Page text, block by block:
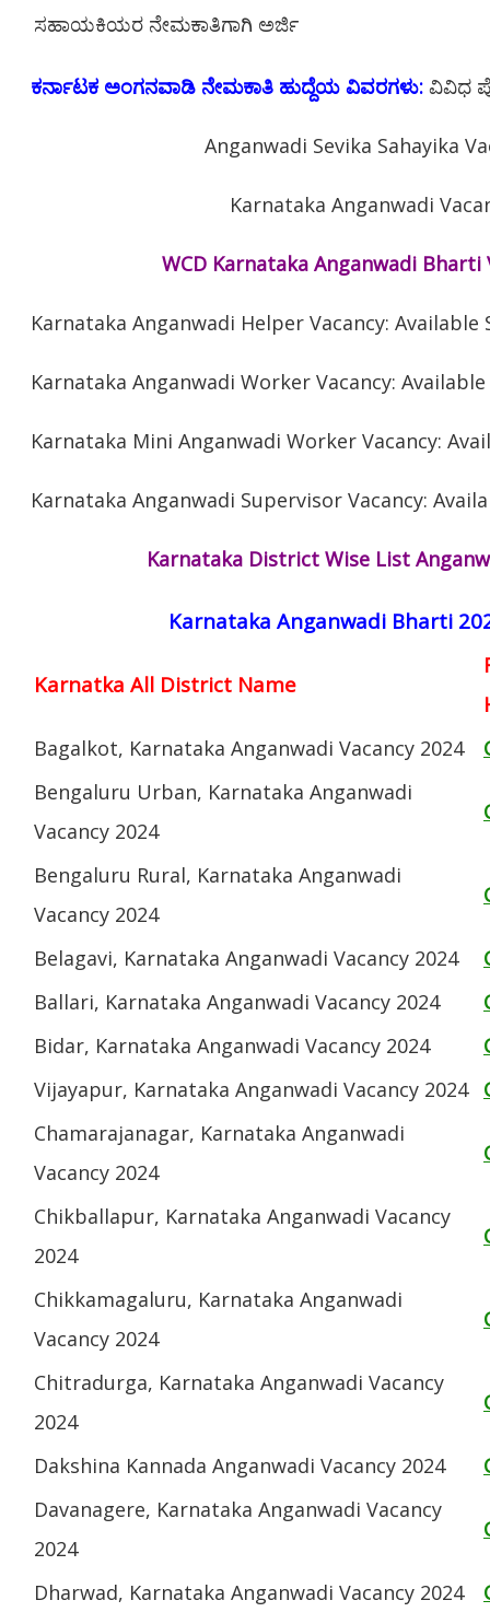
ಸಹಾಯಕಿಯರ ನೇಮಕಾತಿಗಾಗಿ ಅರ್ಜಿ
ಕರ್ನಾಟಕ ಅಂಗನವಾಡಿ ನೇಮಕಾತಿ ಹುದ್ದೆಯ ವಿವರಗಳು: ವಿವಿಧ
Anganwadi Sevika Sahayika
Karnataka Anganwadi
WCD Karnataka Anganwadi Bharti
Karnataka Anganwadi Helper Vacancy: Available
Karnataka Anganwadi Worker Vacancy:
Karnataka Mini Anganwadi Worker Vacancy:
Karnataka Anganwadi Supervisor Vacancy:
Karnataka District Wise List
Karnataka Anganwadi Bharti
Karnatka All District Name
Bagalkot, Karnataka Anganwadi Vacancy 2024
Bengaluru Urban, Karnataka Anganwadi
Vacancy 2024
Bengaluru Rural, Karnataka Anganwadi
Vacancy 2024
Belagavi, Karnataka Anganwadi Vacancy 2024
Ballari, Karnataka Anganwadi Vacancy 2024
Bidar, Karnataka Anganwadi Vacancy 2024
Vijayapur, Karnataka Anganwadi Vacancy 2024
Chamarajanagar, Karnataka Anganwadi
Vacancy 2024
Chikballapur, Karnataka Anganwadi Vacancy
2024
Chikkamagaluru, Karnataka Anganwadi
Vacancy 2024
Chitradurga, Karnataka Anganwadi Vacancy
2024
Dakshina Kannada Anganwadi Vacancy 2024
Davanagere, Karnataka Anganwadi Vacancy
2024
Dharwad, Karnataka Anganwadi Vacancy 2024